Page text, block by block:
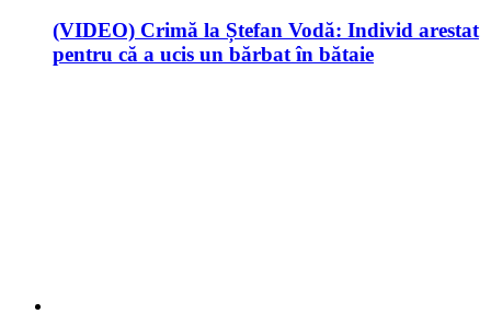
(VIDEO) Crimă la Ștefan Vodă: Individ arestat
pentru că a ucis un bărbat în bătaie